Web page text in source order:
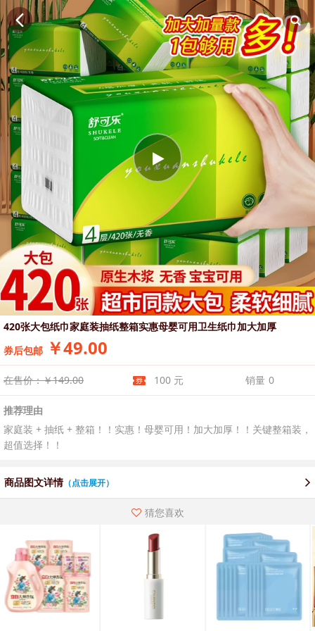
420张大包纸巾家庭装抽纸整箱实惠母婴可用卫生纸巾加大加厚
券后包邮 ￥49.00
在售价：￥149.00 100 元 销量 0
推荐理由
家庭装 + 抽纸 + 整箱！！实惠！母婴可用！加大加厚！！关键整箱装，
超值选择！！
商品图文详情（点击展开）
猜您喜欢